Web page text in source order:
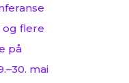
og flere
på
mai